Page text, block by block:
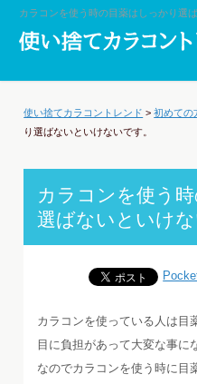
カラコンを使う時の目薬はしっかり選
使い捨てカラコントレンド >初めての
り選ばないといけないです。
カラコンを使う
選ばないといけな
カラコンを使っている人は目
目に負担があって大変な事に
なのでカラコンを使う時に目